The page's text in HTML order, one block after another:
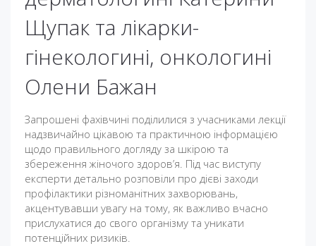
Щупак та лікарки-
гінекологині, онкологині
Олени Бажан
Запрошені фахівчині поділилися з учасниками лекції
надзвичайно цікавою та практичною інформацією
щодо правильного догляду за шкірою та
збереження жіночого здоров’я. Під час виступу
експерти детально розповіли про дієві заходи
профілактики різноманітних захворювань,
акцентувавши увагу на тому, як важливо вчасно
прислухатися до свого організму та уникати
потенційних ризиків.